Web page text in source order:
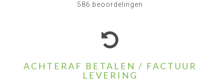
586 beoordelingen
ACHTERAF BETALEN / FACTUUR
LEVERING